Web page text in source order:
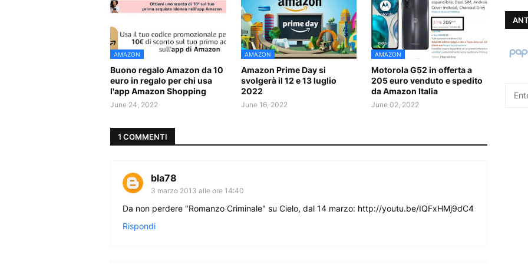
AMAZON
Buono regalo Amazon da 10
euro in regalo per chi usa
l'app Amazon Shopping
June 24, 2022
AMAZON
Amazon Prime Day si
svolgerà il 12 e 13 luglio
2022
June 16, 2022
AMAZON
Motorola G52 in offerta a
205 euro venduto e spedito
da Amazon Italia
June 02, 2022
1 COMMENTI
bla78
3 marzo 2013 alle ore 14:40
Da non perdere "Romanzo Criminale" su Cielo, dal 14 marzo: http://youtu.be/IQFxHMj9dC4
Rispondi